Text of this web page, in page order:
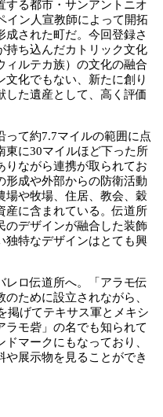
する都市・サンアントニオ
イン人宣教師によって開拓
された町だ。今回登録さ
持ち込んだカトリック文化
ィルテカ族）の文化の融合
文化でもない、新たに創り
した遺産として、高く評価
って約7.7マイルの範囲に点
東に30マイルほど下った所
りながら連携が取られてお
形成や外部からの防衛活動
場や牧場、住居、教会、穀
産に含まれている。伝道所
のデザインが融合した装飾
独特なデザインはとても興
レロ伝道所へ。「アラモ伝
ために設立されながら、
掲げてテキサス軍とメキシ
ラモ砦」の名でも知られて
マークにもなっており、
や展示物を見ることができ